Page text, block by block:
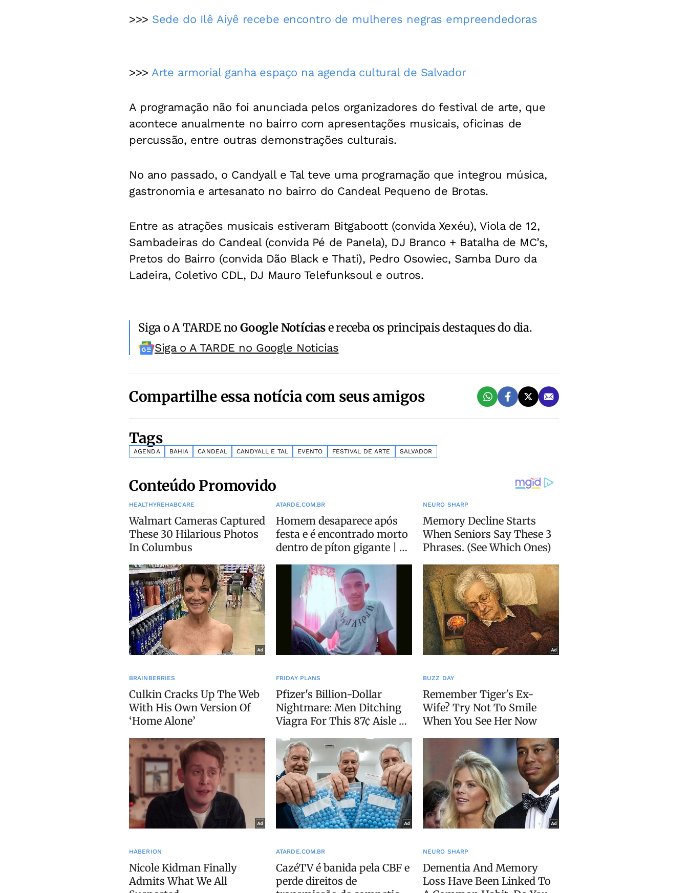
>>> Sede do Ilê Aiyê recebe encontro de mulheres negras empreendedoras
>>> Arte armorial ganha espaço na agenda cultural de Salvador
A programação não foi anunciada pelos organizadores do festival de arte, que
acontece anualmente no bairro com apresentações musicais, oficinas de
percussão, entre outras demonstrações culturais.
No ano passado, o Candyall e Tal teve uma programação que integrou música,
gastronomia e artesanato no bairro do Candeal Pequeno de Brotas.
Entre as atrações musicais estiveram Bitgaboott (convida Xexéu), Viola de 12,
Sambadeiras do Candeal (convida Pé de Panela), DJ Branco + Batalha de MC’s,
Pretos do Bairro (convida Dão Black e Thati), Pedro Osowiec, Samba Duro da
Ladeira, Coletivo CDL, DJ Mauro Telefunksoul e outros.
Siga o A TARDE noGoogle Notíciase receba os principais destaques do dia.
Siga o A TARDE no Google Noticias
Compartilhe essa notícia com seus amigos
Tags
AGENDA BAHIA CANDEAL CANDYALL E TAL EVENTO FESTIVAL DE ARTE SALVADOR